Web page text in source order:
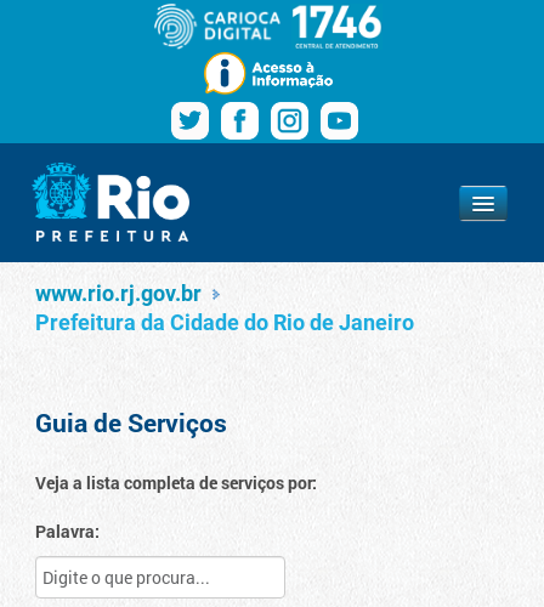
Pular para o conteúdo
Navegação
www.rio.rj.gov.br
Serviços
www.rio.rj.gov.br
Prefeitura da Cidade do Rio de Janeiro
Guia de Serviços
Veja a lista completa de serviços por:
Palavra: